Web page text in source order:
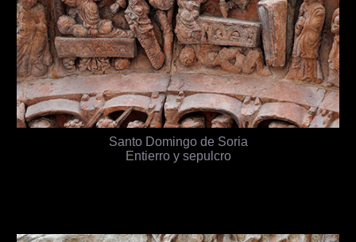
Santo Domingo de Soria
Entierro y sepulcro